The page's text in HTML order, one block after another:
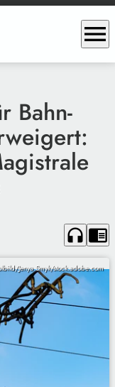
menu
Bahn-
headphones chrome_reader_mode
Jenya Smyk/stock.adobe.com